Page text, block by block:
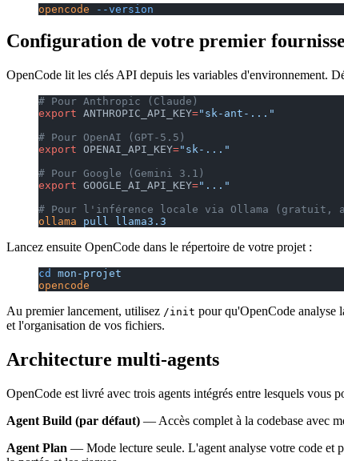
opencode --version
Configuration de votre premier
OpenCode lit les clés API depuis les variables d'environnement.
# Pour Anthropic (Claude)
export ANTHROPIC_API_KEY="sk-ant-..."
# Pour OpenAI (GPT-5.5)
export OPENAI_API_KEY="sk-..."
# Pour Google (Gemini 3.1)
export GOOGLE_AI_API_KEY="..."
# Pour l'inférence locale via Ollama (gratuit,
ollama pull llama3.3
Lancez ensuite OpenCode dans le répertoire de votre projet :
cd
mon-projet
opencode
Au premier lancement, utilisez /init pour qu'OpenCode analyse
et l'organisation de vos fichiers.
Architecture multi-agents
OpenCode est livré avec trois agents intégrés entre lesquels vous
Agent Build (par défaut) — Accès complet à la codebase avec
Agent Plan — Mode lecture seule. L'agent analyse votre code et